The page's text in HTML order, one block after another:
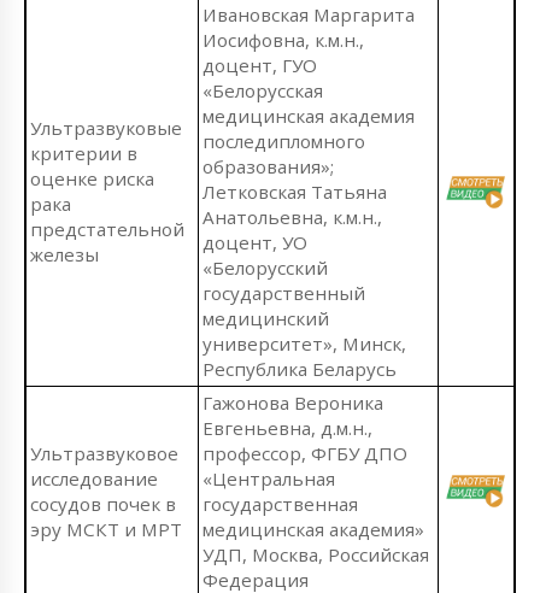
Ультразвуковые
критерии в
оценке риска
рака
предстательной
железы
Ивановская Маргарита
Иосифовна, к.м.н.,
доцент, ГУО
«Белорусская
медицинская академия
последипломного
образования»;
Летковская Татьяна
Анатольевна, к.м.н.,
доцент, УО
«Белорусский
государственный
медицинский
университет», Минск,
Республика Беларусь
Ультразвуковое
исследование
сосудов почек в
эру МСКТ и МРТ
Гажонова Вероника
Евгеньевна, д.м.н.,
профессор, ФГБУ ДПО
«Центральная
государственная
медицинская академия»
УДП, Москва, Российская
Федерация